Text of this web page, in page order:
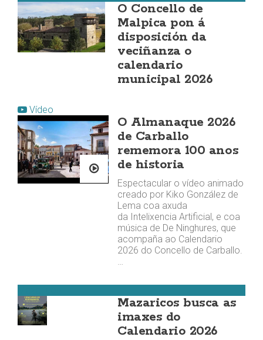
O Concello de
Malpica pon á
disposición da
veciñanza o
calendario
municipal 2026
Vídeo
O Almanaque 2026
de Carballo
rememora 100 anos
de historia
Espectacular o vídeo animado
creado por Kiko González de
Lema coa axuda
da Intelixencia Artificial, e coa
música de De Ninghures, que
acompaña ao Calendario
2026 do Concello de Carballo.
…
Mazaricos busca as
imaxes do
Calendario 2026